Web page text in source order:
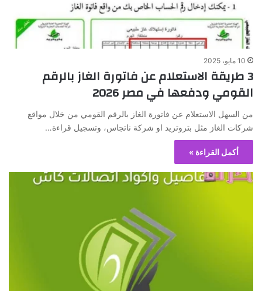
10 مايو، 2025
3 طريقة الاستعلام عن فاتورة الغاز بالرقم
القومي ودفعها في مصر 2026
من السهل الاستعلام عن فاتورة الغاز بالرقم القومي من خلال مواقع
شركات الغاز مثل بتروتريد او شركة ناتجاس، وتسجيل قراءة…
أكمل القراءة »